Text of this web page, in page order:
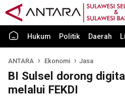
Hukum Politik Daerah
ANTARA Ekonomi Jasa
BI Sulsel dorong
melalui FEKDI